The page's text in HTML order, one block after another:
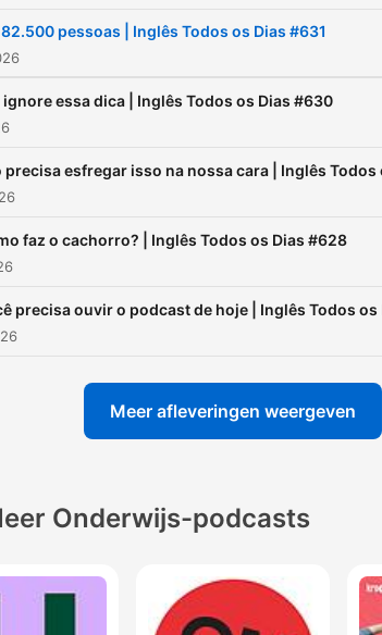
pessoas | Inglês Todos os Dias #631
ignore essa dica | Inglês Todos os Dias #630
precisa esfregar isso na nossa cara | Inglês Todos
faz o cachorro? | Inglês Todos os Dias #628
precisa ouvir o podcast de hoje | Inglês Todos os
Meer afleveringen weergeven
Onderwijs-podcasts